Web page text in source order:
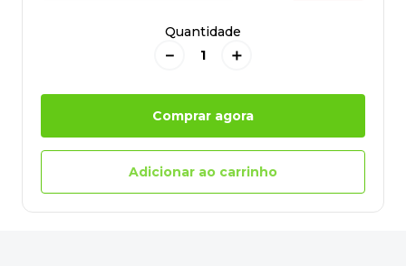
Quantidade
＋
－
Comprar agora
Adicionar ao carrinho